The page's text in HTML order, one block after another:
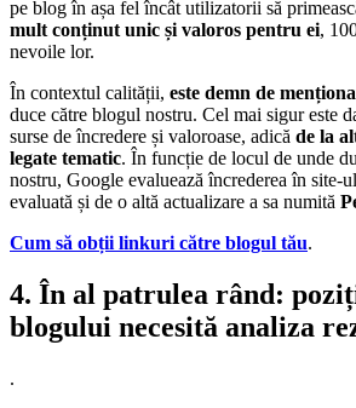
pe blog în așa fel încât utilizatorii să
mult conținut unic și valoros pentru ei,
nevoile lor.
În contextul calității, este demn de
duce către blogul nostru. Cel mai sigur este
surse de încredere și valoroase, adică de la
legate tematic. În funcție de locul de unde
nostru, Google evaluează încrederea în site-
evaluată și de o altă actualizare a sa numită
Cum să obții linkuri către blogul tău.
4. În al patrulea rând:
blogului necesită analiza
.